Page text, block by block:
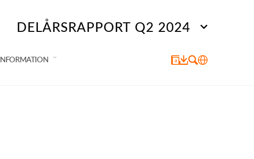
DELÅRSRAPPORT Q2 2024